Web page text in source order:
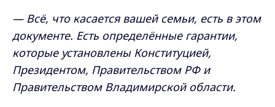
— Всё, что касается вашей семьи, есть в этом
документе. Есть определённые гарантии,
которые установлены Конституцией,
Президентом, Правительством РФ и
Правительством Владимирской области.